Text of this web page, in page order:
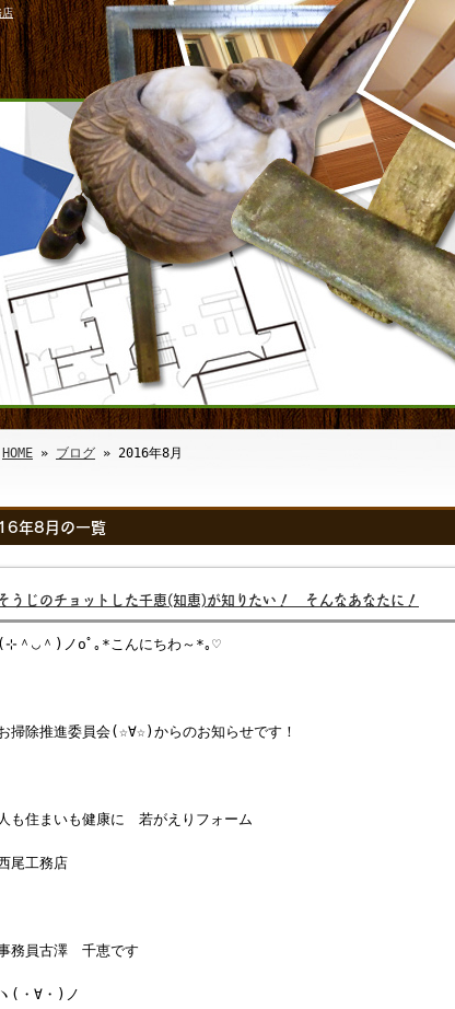
店
HOME » ブログ » 2016年8月
年8月の一覧
そうじのチョットした千恵(知恵)が知りたい！ そんなあなたに！
(⊹＾◡＾)ノoﾟ｡*こんにちわ～*｡♡
掃除推進委員会(☆∀☆)からのお知らせです！
人も住まいも健康に 若がえりフォーム
尾工務店
務員古澤 千恵です
ヽ(・∀・)ノ